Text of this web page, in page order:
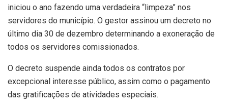
iniciou o ano fazendo uma verdadeira “limpeza” nos
servidores do município. O gestor assinou um decreto no
último dia 30 de dezembro determinando a exoneração de
todos os servidores comissionados.
O decreto suspende ainda todos os contratos por
excepcional interesse público, assim como o pagamento
das gratificações de atividades especiais.